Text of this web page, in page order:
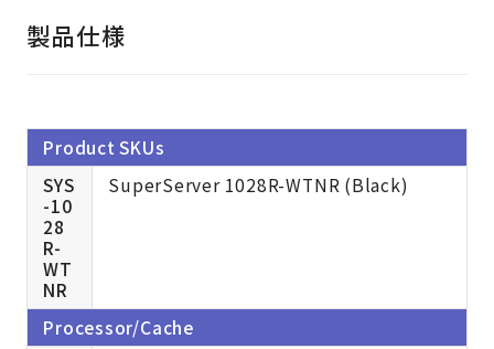
製品仕様
Product SKUs
SYS
-10
28
R-
WT
NR
SuperServer 1028R-WTNR (Black)
Processor/Cache